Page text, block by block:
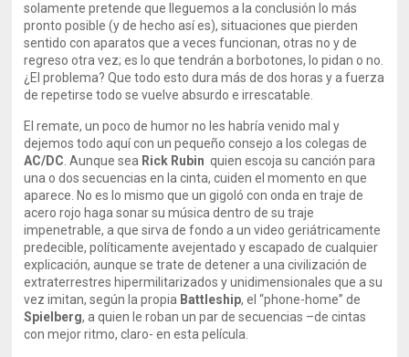
solamente pretende que lleguemos a la conclusión lo más
pronto posible (y de hecho así es), situaciones que pierden
sentido con aparatos que a veces funcionan, otras no y de
regreso otra vez; es lo que tendrán a borbotones, lo pidan o no.
¿El problema? Que todo esto dura más de dos horas y a fuerza
de repetirse todo se vuelve absurdo e irrescatable.
El remate, un poco de humor no les habría venido mal y
dejemos todo aquí con un pequeño consejo a los colegas de
AC/DC . Aunque sea Rick Rubin quien escoja su canción para
una o dos secuencias en la cinta, cuiden el momento en que
aparece. No es lo mismo que un gigoló con onda en traje de
acero rojo haga sonar su música dentro de su traje
impenetrable, a que sirva de fondo a un video geriátricamente
predecible, políticamente avejentado y escapado de cualquier
explicación, aunque se trate de detener a una civilización de
extraterrestres hipermilitarizados y unidimensionales que a su
vez imitan, según la propia Battleship, el “phone-home” de
Spielberg, a quien le roban un par de secuencias –de cintas
con mejor ritmo, claro- en esta película.